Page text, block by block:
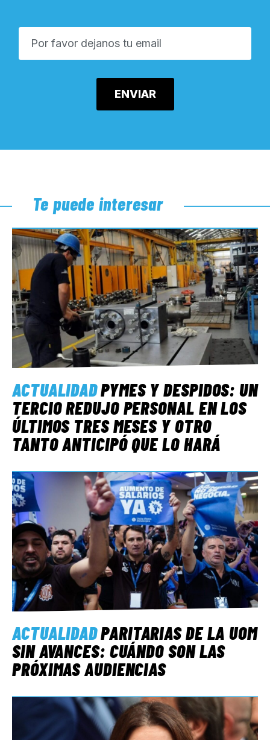
Te puede interesar
ACTUALIDADPYMES Y DESPIDOS: UN
TERCIO REDUJO PERSONAL EN LOS
ÚLTIMOS TRES MESES Y OTRO
TANTO ANTICIPÓ QUE LO HARÁ
ACTUALIDADPARITARIAS DE LA UOM
SIN AVANCES: CUÁNDO SON LAS
PRÓXIMAS AUDIENCIAS